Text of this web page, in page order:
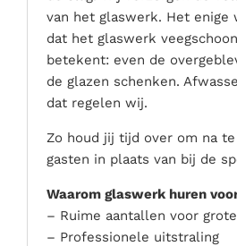
van het glaswerk. Het enige
dat het glaswerk
betekent: even de
de glazen schenken.
dat regelen wij.
Zo houd jij tijd over om na
gasten in plaats van bij de
Waarom glaswerk huren
– Ruime aantallen voor
– Professionele uitstraling